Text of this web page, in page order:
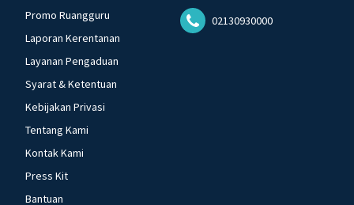
Promo Ruangguru
Laporan Kerentanan
Layanan Pengaduan
Syarat & Ketentuan
Kebijakan Privasi
Tentang Kami
Kontak Kami
Press Kit
Bantuan
02130930000